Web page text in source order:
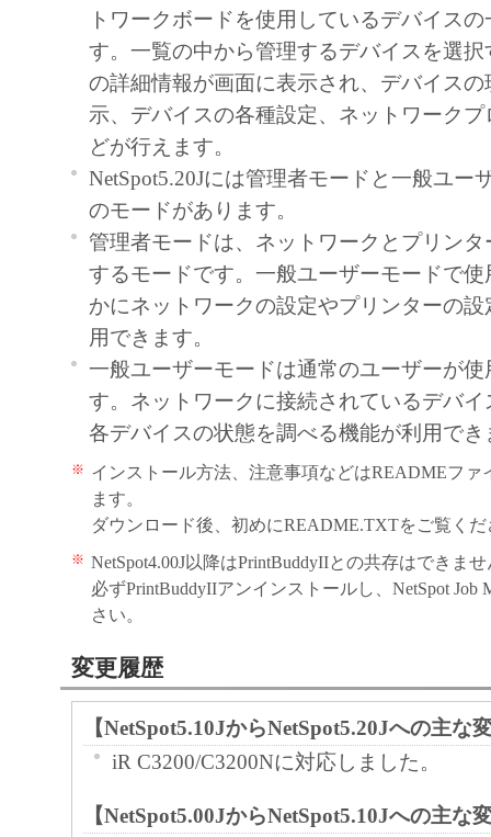
トワークボードを使用しているデバイス
す。一覧の中から管理するデバイスを選
の詳細情報が画面に表示され、デバイス
示、デバイスの各種設定、ネットワーク
どが行えます。
NetSpot5.20Jには管理者モードと一般ユー
のモードがあります。
管理者モードは、ネットワークとプリン
するモードです。一般ユーザーモードで
かにネットワークの設定やプリンターの
用できます。
一般ユーザーモードは通常のユーザーが
す。ネットワークに接続されているデバ
各デバイスの状態を調べる機能が利用でき
※ インストール方法、注意事項などはREADMEファ
ます。
ダウンロード後、初めにREADME.TXTをご覧くだ
※ NetSpot4.00J以降はPrintBuddyIIとの共存はできま
必ずPrintBuddyIIアンインストールし、NetSpot Job
さい。
変更履歴
【NetSpot5.10JからNetSpot5.20Jへの主な
iR C3200/C3200Nに対応しました。
【NetSpot5.00JからNetSpot5.10Jへの主な